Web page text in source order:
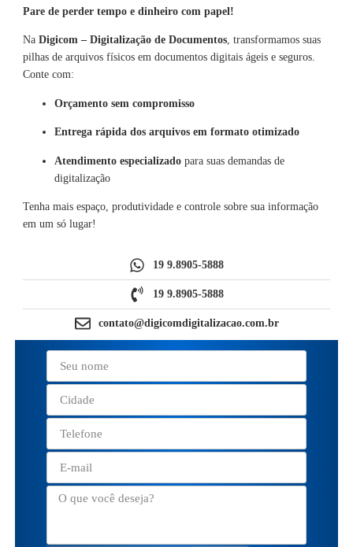
Pare de perder tempo e dinheiro com papel!
Na Digicom – Digitalização de Documentos, transformamos suas
pilhas de arquivos físicos em documentos digitais ágeis e seguros.
Conte com:
Orçamento sem compromisso
Entrega rápida dos arquivos em formato otimizado
Atendimento especializadopara suas demandas de
digitalização
Tenha mais espaço, produtividade e controle sobre sua informação
em um só lugar!
19 9.8905-5888
19 9.8905-5888
contato@digicomdigitalizacao.com.br